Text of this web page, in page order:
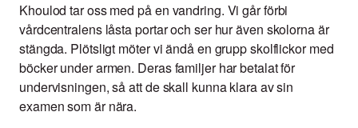
Khoulod tar oss med på en vandring. Vi går förbi
vårdcentralens låsta portar och ser hur även skolorna är
stängda. Plötsligt möter vi ändå en grupp skolflickor med
böcker under armen. Deras familjer har betalat för
undervisningen, så att de skall kunna klara av sin
examen som är nära.